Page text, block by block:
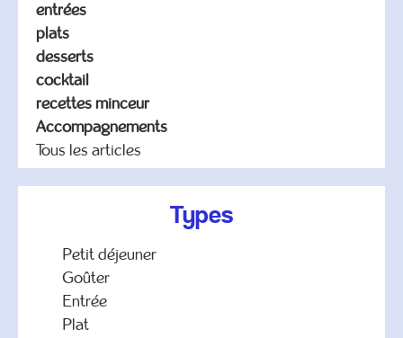
entrées
plats
desserts
cocktail
recettes minceur
Accompagnements
Tous les articles
Types
Petit déjeuner
Goûter
Entrée
Plat